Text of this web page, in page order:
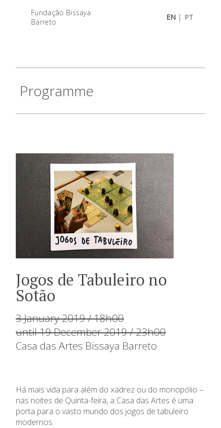
Fundação Bissaya
Barreto
EN | PT
Programme
Jogos de Tabuleiro no
Sotão
3 January 2019 / 18h00
until 19 December 2019 / 23h00
Casa das Artes Bissaya Barreto
Há mais vida para além do xadrez ou do monopólio –
nas noites de Quinta-feira, a Casa das Artes é uma
porta para o vasto mundo dos jogos de tabuleiro
modernos.